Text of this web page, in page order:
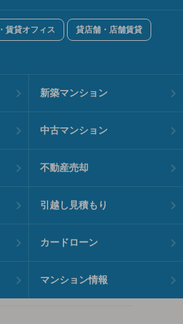
賃貸オフィス 貸店舗・店舗賃貸
新築マンション
中古マンション
不動産売却
引越し見積もり
カードローン
マンション情報